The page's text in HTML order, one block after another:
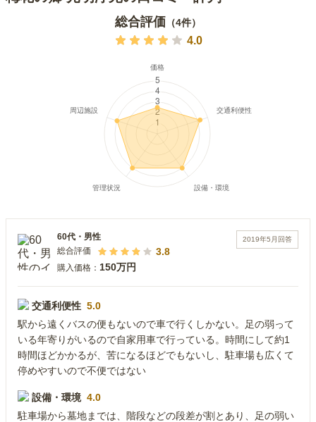
総合評価 （4件）
4.0
2019年5月 回答
60代 ・ 男性
総合評価
3.8
購入価格： 150万円
交通利便性 5.0
駅から遠くバスの便もないので車で行くしかない。足の弱って
いる年寄りがいるので自家用車で行っている。時間にして約1
時間ほどかかるが、苦になるほどでもないし、駐車場も広くて
停めやすいので不便ではない
設備・環境 4.0
駐車場から墓地までは、階段などの段差が割とあり、足の弱い